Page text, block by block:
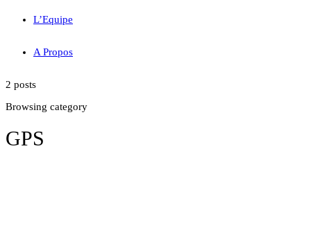
L’Equipe
A Propos
2 posts
Browsing category
GPS